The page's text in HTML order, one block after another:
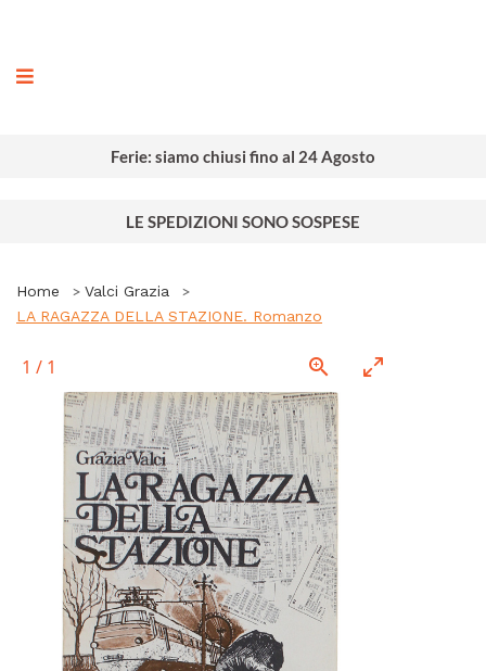
Ferie: siamo chiusi fino al 24 Agosto
LE SPEDIZIONI SONO SOSPESE
Home
Valci Grazia
LA RAGAZZA DELLA STAZIONE. Romanzo
1 / 1